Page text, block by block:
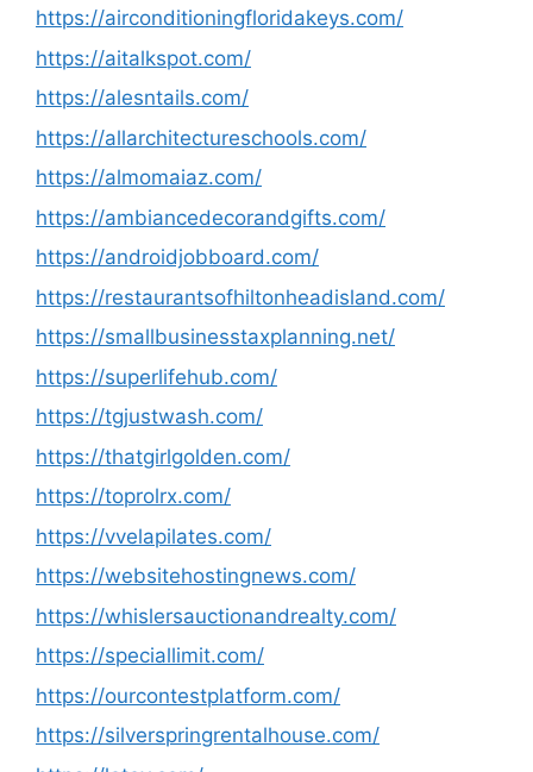
https://airconditioningfloridakeys.com/
https://aitalkspot.com/
https://alesntails.com/
https://allarchitectureschools.com/
https://almomaiaz.com/
https://ambiancedecorandgifts.com/
https://androidjobboard.com/
https://restaurantsofhiltonheadisland.com/
https://smallbusinesstaxplanning.net/
https://superlifehub.com/
https://tgjustwash.com/
https://thatgirlgolden.com/
https://toprolrx.com/
https://vvelapilates.com/
https://websitehostingnews.com/
https://whislersauctionandrealty.com/
https://speciallimit.com/
https://ourcontestplatform.com/
https://silverspringrentalhouse.com/